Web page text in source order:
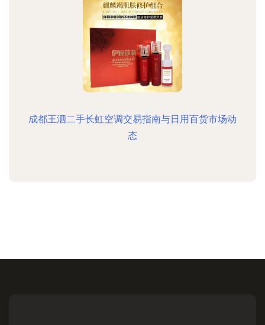
成都王泗二手长虹空调交易指南与日用百货市场动
态